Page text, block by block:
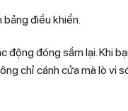
điều khiển.
đóng sầm lại. Khi
chỉ cánh cửa mà lò vi